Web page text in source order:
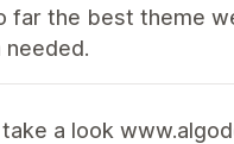
far the best theme
a look